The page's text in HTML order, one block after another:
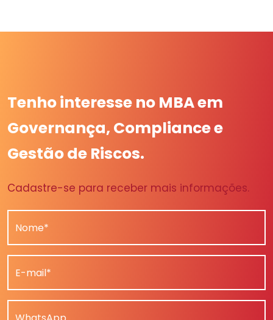
Tenho interesse no MBA em
Governança, Compliance e
Gestão de Riscos.
Cadastre-se para receber mais informações.
Nome*
E-mail*